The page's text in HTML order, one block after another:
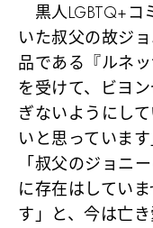
黒人LGBTQ+コ
いた叔父の故ジ
品である『ルネ
を受けて、ビヨ
ぎないようにし
いと思っていま
「叔父のジョニ
に存在はしてい
す」と、今は亡